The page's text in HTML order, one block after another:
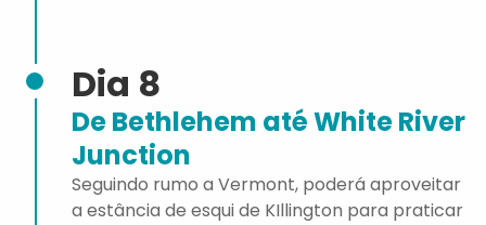
Dia 8
De Bethlehem até White River
Junction
Seguindo rumo a Vermont, poderá aproveitar
a estância de esqui de KIllington para praticar